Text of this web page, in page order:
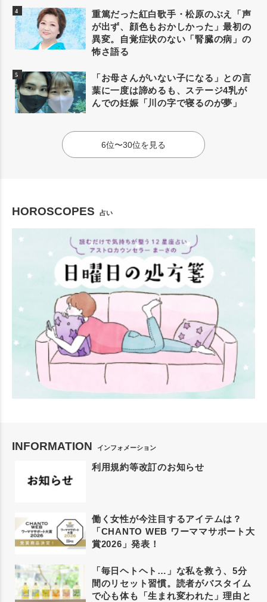
重篤だった紅白歌手・松原のぶえ「声
が出ず、顔色もおかしかった」最初の
異変。自覚症状のない「腎臓の病」の
怖さ語る
「お母さんがいない子になる」との言
葉に一度は諦めるも、ステージ4乳が
んでの妊娠「川の字で寝るのが夢」
6位〜30位を見る
HOROSCOPES 占い
INFORMATION インフォメーション
利用規約等改訂のお知らせ
働く女性が今注目するアイテムは？
「CHANTO WEB ワーママサポート大
賞2026」発表！
「毎日ヘトヘト…」な私を救う、5分
間のリセット習慣。読者がバスタイム
で心も体も「生まれ変われた」理由と